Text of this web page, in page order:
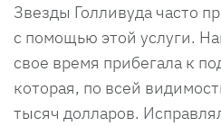
Звезды Голливуда часто
с помощью этой услуги.
свое время прибегала к
которая, по всей
тысяч долларов.